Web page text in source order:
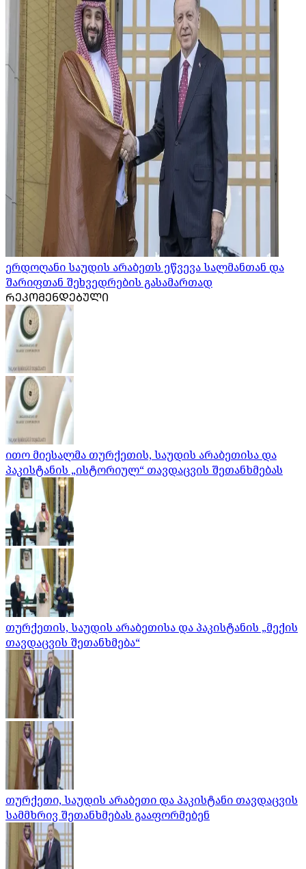
ერდოღანი საუდის არაბეთს ეწვევა სალმანთან და
შარიფთან შეხვედრების გასამართად
ᲠᲔᲙᲝᲛᲔᲜᲓᲔᲑᲣᲚᲘ
ითო მიესალმა თურქეთის, საუდის არაბეთისა და
პაკისტანის „ისტორიულ“ თავდაცვის შეთანხმებას
თურქეთის, საუდის არაბეთისა და პაკისტანის „მექის
თავდაცვის შეთანხმება“
თურქეთი, საუდის არაბეთი და პაკისტანი თავდაცვის
სამმხრივ შეთანხმებას გააფორმებენ